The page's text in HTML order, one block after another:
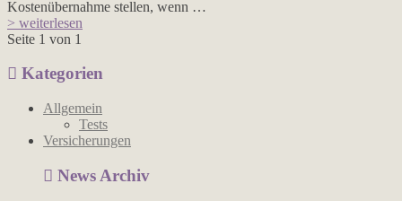
Kostenübernahme stellen, wenn …
> weiterlesen
Seite 1 von 1
Kategorien
Allgemein
Tests
Versicherungen
News Archiv